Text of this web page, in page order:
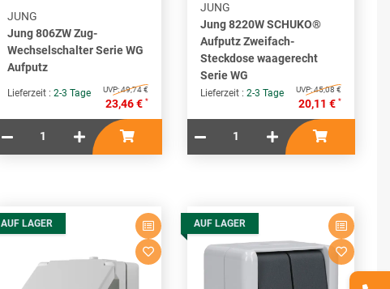
JUNG
Jung 806ZW Zug-
Wechselschalter Serie WG
Aufputz
Lieferzeit : 2-3 Tage UVP:49,74 €
23,46 € *
JUNG
Jung 8220W SCHUKO®
Aufputz Zweifach-
Steckdose waagerecht
Serie WG
Lieferzeit : 2-3 Tage UVP:45,08 €
20,11 € *
AUF LAGER AUF LAGER